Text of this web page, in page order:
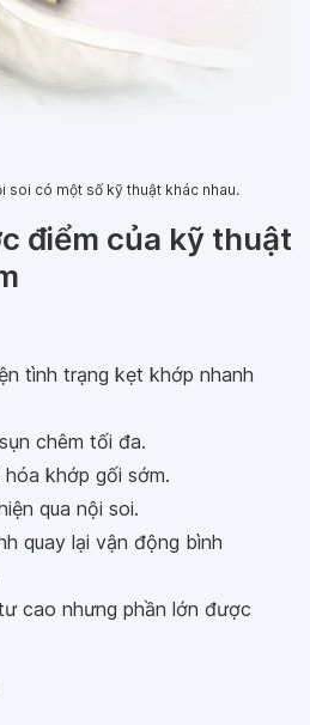
soi có một số kỹ thuật khác nhau.
điểm của kỹ thuật
tình trạng kẹt khớp nhanh
chêm tối đa.
khớp gối sớm.
qua nội soi.
quay lại vận động bình
cao nhưng phần lớn được